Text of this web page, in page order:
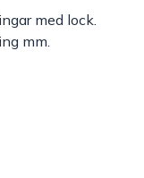
med lock.
mm.